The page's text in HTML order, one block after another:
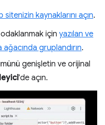
sitenizin kaynaklarını açın.
odaklanmak için yazılan ve
ağacında gruplandırın.
genişletin ve orijinal
'de açın.